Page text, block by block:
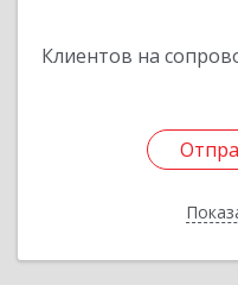
Клиентов на